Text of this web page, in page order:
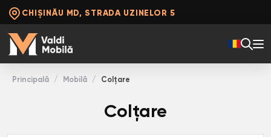
CHIȘINĂU MD, STRADA UZINELOR 5
Principală Mobilă Colţare
Colţare